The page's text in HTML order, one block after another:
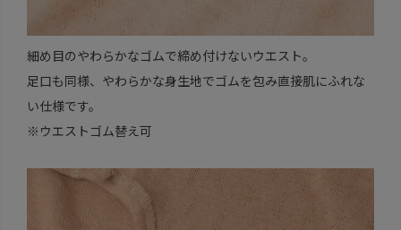
細め目のやわらかなゴムで締め付けないウエスト。
足口も同様、やわらかな身生地でゴムを包み直接肌にふれな
い仕様です。
※ウエストゴム替え可